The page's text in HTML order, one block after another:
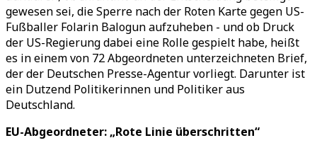
gewesen sei, die Sperre nach der Roten Karte gegen US-
Fußballer Folarin Balogun aufzuheben - und ob Druck
der US-Regierung dabei eine Rolle gespielt habe, heißt
es in einem von 72 Abgeordneten unterzeichneten Brief,
der der Deutschen Presse-Agentur vorliegt. Darunter ist
ein Dutzend Politikerinnen und Politiker aus
Deutschland.
EU-Abgeordneter: „Rote Linie überschritten“